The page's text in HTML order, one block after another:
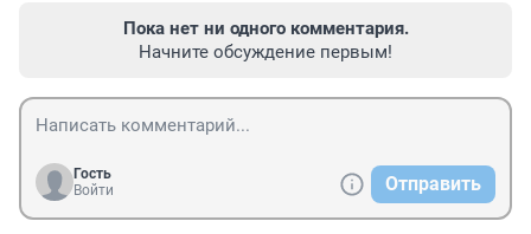
Пока нет ни одного комментария.
Начните обсуждение первым!
Гость
Войти
Отправить